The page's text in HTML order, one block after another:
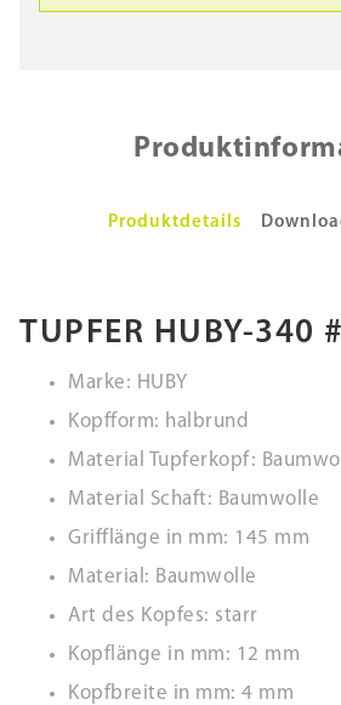
Produktdetails
TUPFER HUBY-340
Marke: HUBY
Kopfform: halbrund
Material Tupferkopf:
Material Schaft: Baumwolle
Grifflänge in mm: 145 mm
Material: Baumwolle
Art des Kopfes: starr
Kopflänge in mm: 12 mm
Kopfbreite in mm: 4 mm